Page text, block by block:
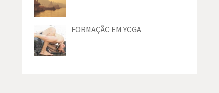
FORMAÇÃO EM YOGA